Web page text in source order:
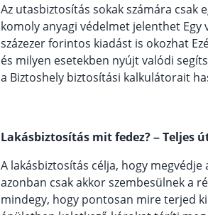
Az utasbiztosítás sokak számára csak
komoly anyagi védelmet jelenthet
százezer forintos kiadást is okozhat
és milyen esetekben nyújt valódi
a Biztoshely biztosítási kalkulátorait
Lakásbiztosítás mit fedez? – Teljes
A lakásbiztosítás célja, hogy
azonban csak akkor szembesülnek a
mindegy, hogy pontosan mire terjed